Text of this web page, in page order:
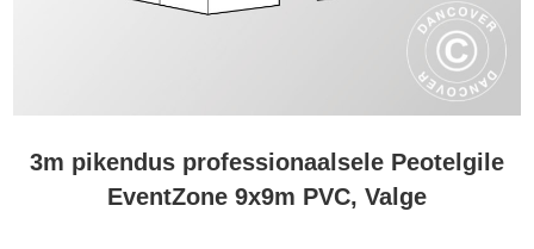
3m pikendus professionaalsele Peotelgile
EventZone 9x9m PVC, Valge